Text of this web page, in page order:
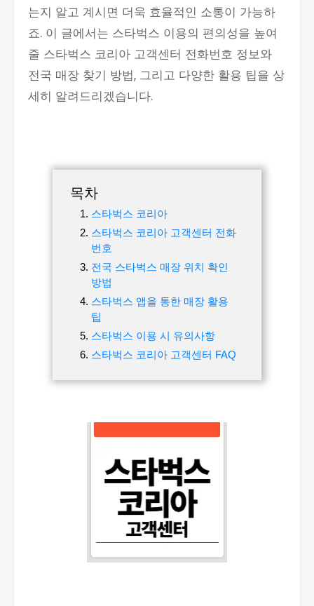
는지 알고 계시면 더욱 효율적인 소통이 가능하
죠. 이 글에서는 스타벅스 이용의 편의성을 높여
줄 스타벅스 코리아 고객센터 전화번호 정보와
전국 매장 찾기 방법, 그리고 다양한 활용 팁을 상
세히 알려드리겠습니다.
목차
스타벅스 코리아
스타벅스 코리아 고객센터 전화
번호
전국 스타벅스 매장 위치 확인
방법
스타벅스 앱을 통한 매장 활용
팁
스타벅스 이용 시 유의사항
스타벅스 코리아 고객센터 FAQ